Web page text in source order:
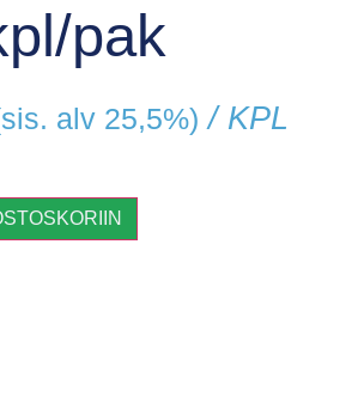
pak
alv 25,5%) / KPL